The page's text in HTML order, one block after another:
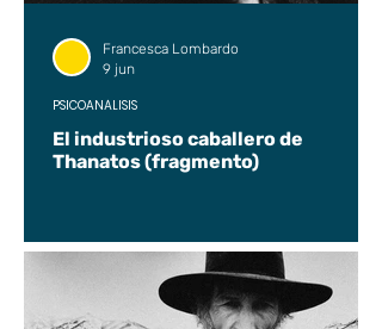
El industrioso caballero de
Thanatos (fragmento)
PSICOANÁLISIS
Francesca Lombardo
9 jun